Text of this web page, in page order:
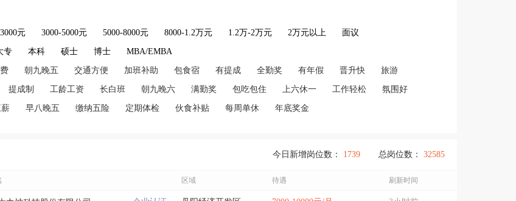
元 3000-5000元 5000-8000元 8000-1.2万元 1.2万-2万元 2万元以上 面议
专 本科 硕士 博士 MBA/EMBA
朝九晚五 交通方便 加班补助 包食宿 有提成 全勤奖 有年假 晋升快 旅游
提成制 工龄工资 长白班 朝九晚六 满勤奖 包吃包住 上六休一 工作轻松 氛围好
早八晚五 缴纳五险 定期体检 伙食补贴 每周单休 年底奖金
总岗位数： 32585
今日新增岗位数： 1739
区域 待遇 刷新时间